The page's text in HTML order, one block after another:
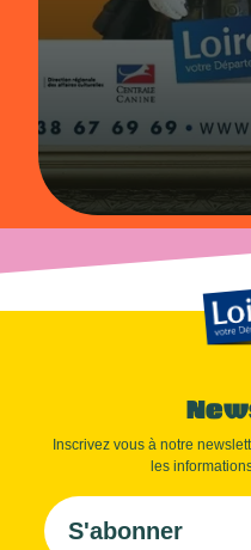
Inscrivez vous à notre
les
S'abonner